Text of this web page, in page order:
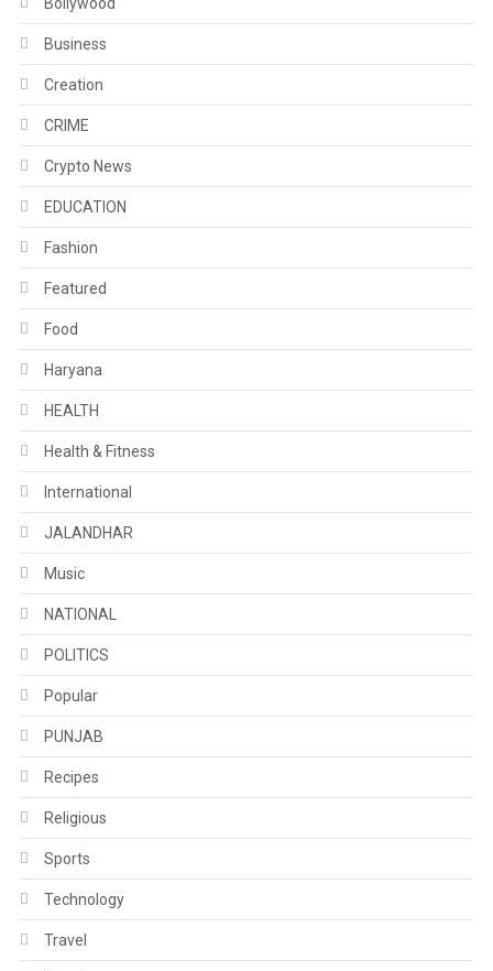
Bollywood
Business
Creation
CRIME
Crypto News
EDUCATION
Fashion
Featured
Food
Haryana
HEALTH
Health & Fitness
International
JALANDHAR
Music
NATIONAL
POLITICS
Popular
PUNJAB
Recipes
Religious
Sports
Technology
Travel